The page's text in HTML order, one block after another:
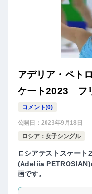
アデリア・ペト
ケート2023 フ
コメント(0)
公開日： 2023年9月18日
ロシア：女子シングル
ロシアテストスケート
(Adeliia PETROSIAN)
画です。